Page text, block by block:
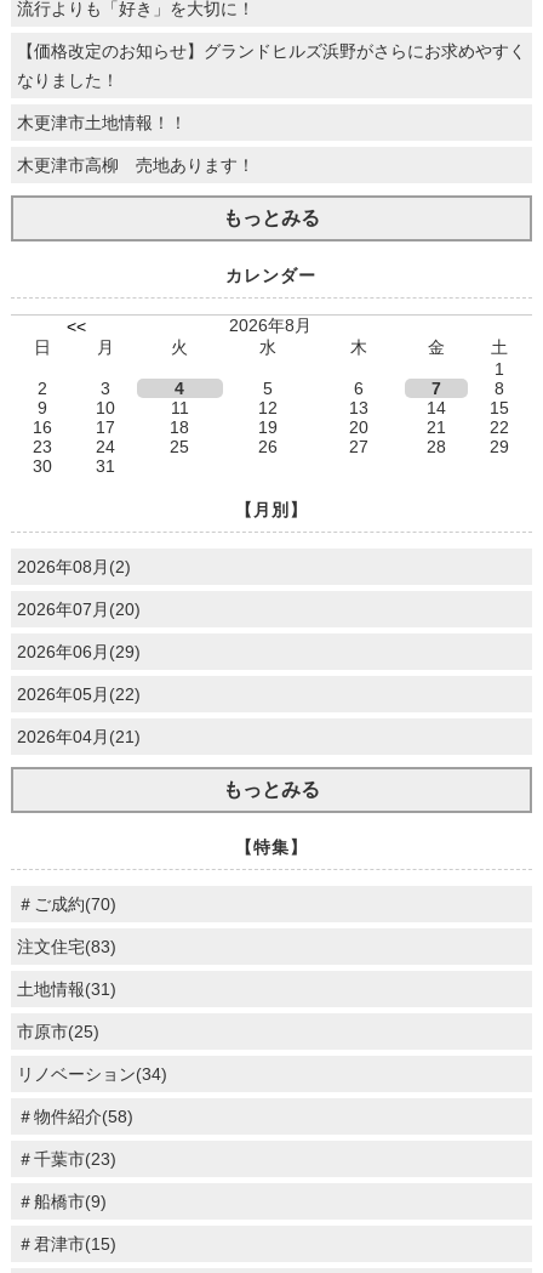
流行よりも「好き」を大切に！
【価格改定のお知らせ】グランドヒルズ浜野がさらにお求めやすく
なりました！
木更津市土地情報！！
木更津市高柳 売地あります！
もっとみる
カレンダー
<<
2026年8月
日
月 火 水 木 金
土
1
2
3 4 5 6 7
8
9
10 11 12 13 14
15
16
17 18 19 20 21
22
23
24 25 26 27 28
29
30
31
【月別】
2026年08月(2)
2026年07月(20)
2026年06月(29)
2026年05月(22)
2026年04月(21)
もっとみる
【特集】
＃ご成約(70)
注文住宅(83)
土地情報(31)
市原市(25)
リノベーション(34)
＃物件紹介(58)
＃千葉市(23)
＃船橋市(9)
＃君津市(15)